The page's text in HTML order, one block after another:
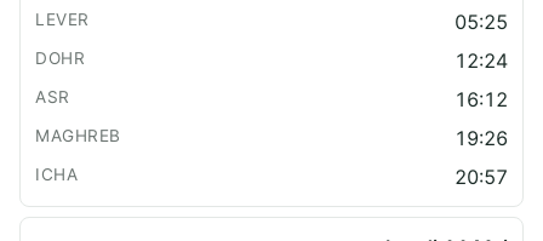
05:25
12:24
16:12
19:26
20:57